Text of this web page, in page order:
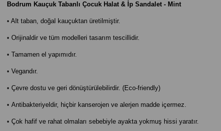
Bodrum Kauçuk Tabanlı Çocuk Halat & İp Sandalet - Mint
• Alt taban, doğal kauçuktan üretilmiştir.
• Orijinaldir ve tüm modelleri tasarım tescillidir.
• Tamamen el yapımıdır.
• Vegandır.
• Çevre dostu ve geri dönüştürülebilirdir. (Eco-friendly)
• Antibakteriyeldir, hiçbir kanserojen ve alerjen madde içermez.
• Çok hafif ve rahat olmaları sebebiyle ayakta yokmuş hissi yaratır.